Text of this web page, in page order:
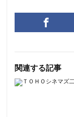
関連する記事